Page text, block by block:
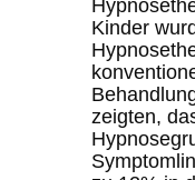
Kinder
zeigten,